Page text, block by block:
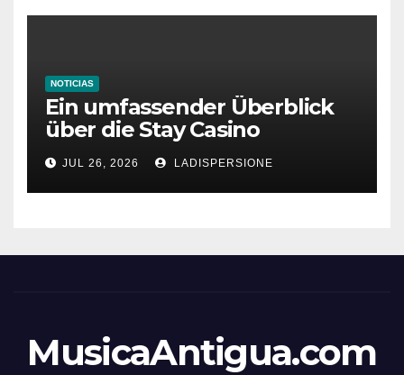
NOTICIAS
Ein umfassender Überblick
über die Stay Casino
Bonusbedingungen
JUL 26, 2026 LADISPERSIONE
MusicaAntigua.com